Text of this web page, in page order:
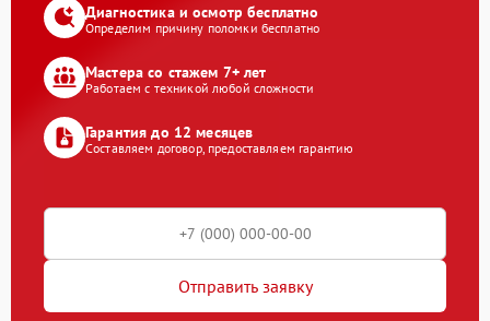
Диагностика и осмотр бесплатно
Определим причину поломки бесплатно
Мастера со стажем 7+ лет
Работаем с техникой любой сложности
Гарантия до 12 месяцев
Составляем договор, предоставляем гарантию
Отправить заявку